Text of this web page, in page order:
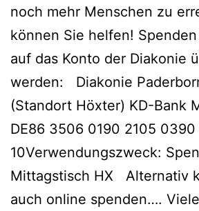
noch mehr Menschen zu
können Sie helfen!
auf das Konto der Diakonie
werden: Diakonie
(Standort Höxter) KD-Bank
DE86 3506 0190 2105 0390
10Verwendungszweck:
Mittagstisch HX Alternativ
auch online spenden….